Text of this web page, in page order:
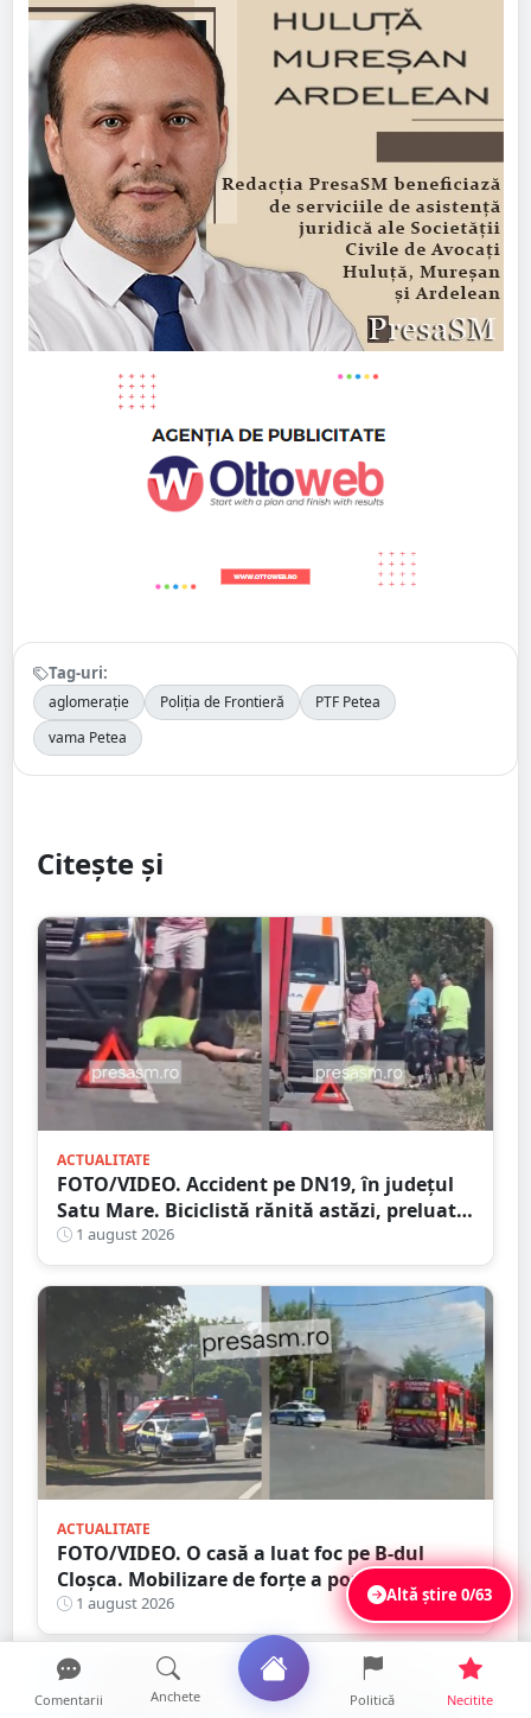
Tag-uri:
aglomerație Poliția de Frontieră
PTF Petea
vama Petea
Citește și
ACTUALITATE
FOTO/VIDEO. Accident pe DN19, în județul
Satu Mare. Biciclistă rănită astăzi, preluată
de Ambulanță
1 august 2026
ACTUALITATE
FOTO/VIDEO. O casă a luat foc pe B-dul
Cloșca. Mobilizare de forțe a pompierilor
1 august 2026 Altă știre0/63
Comentarii Anchete Politică Necitite